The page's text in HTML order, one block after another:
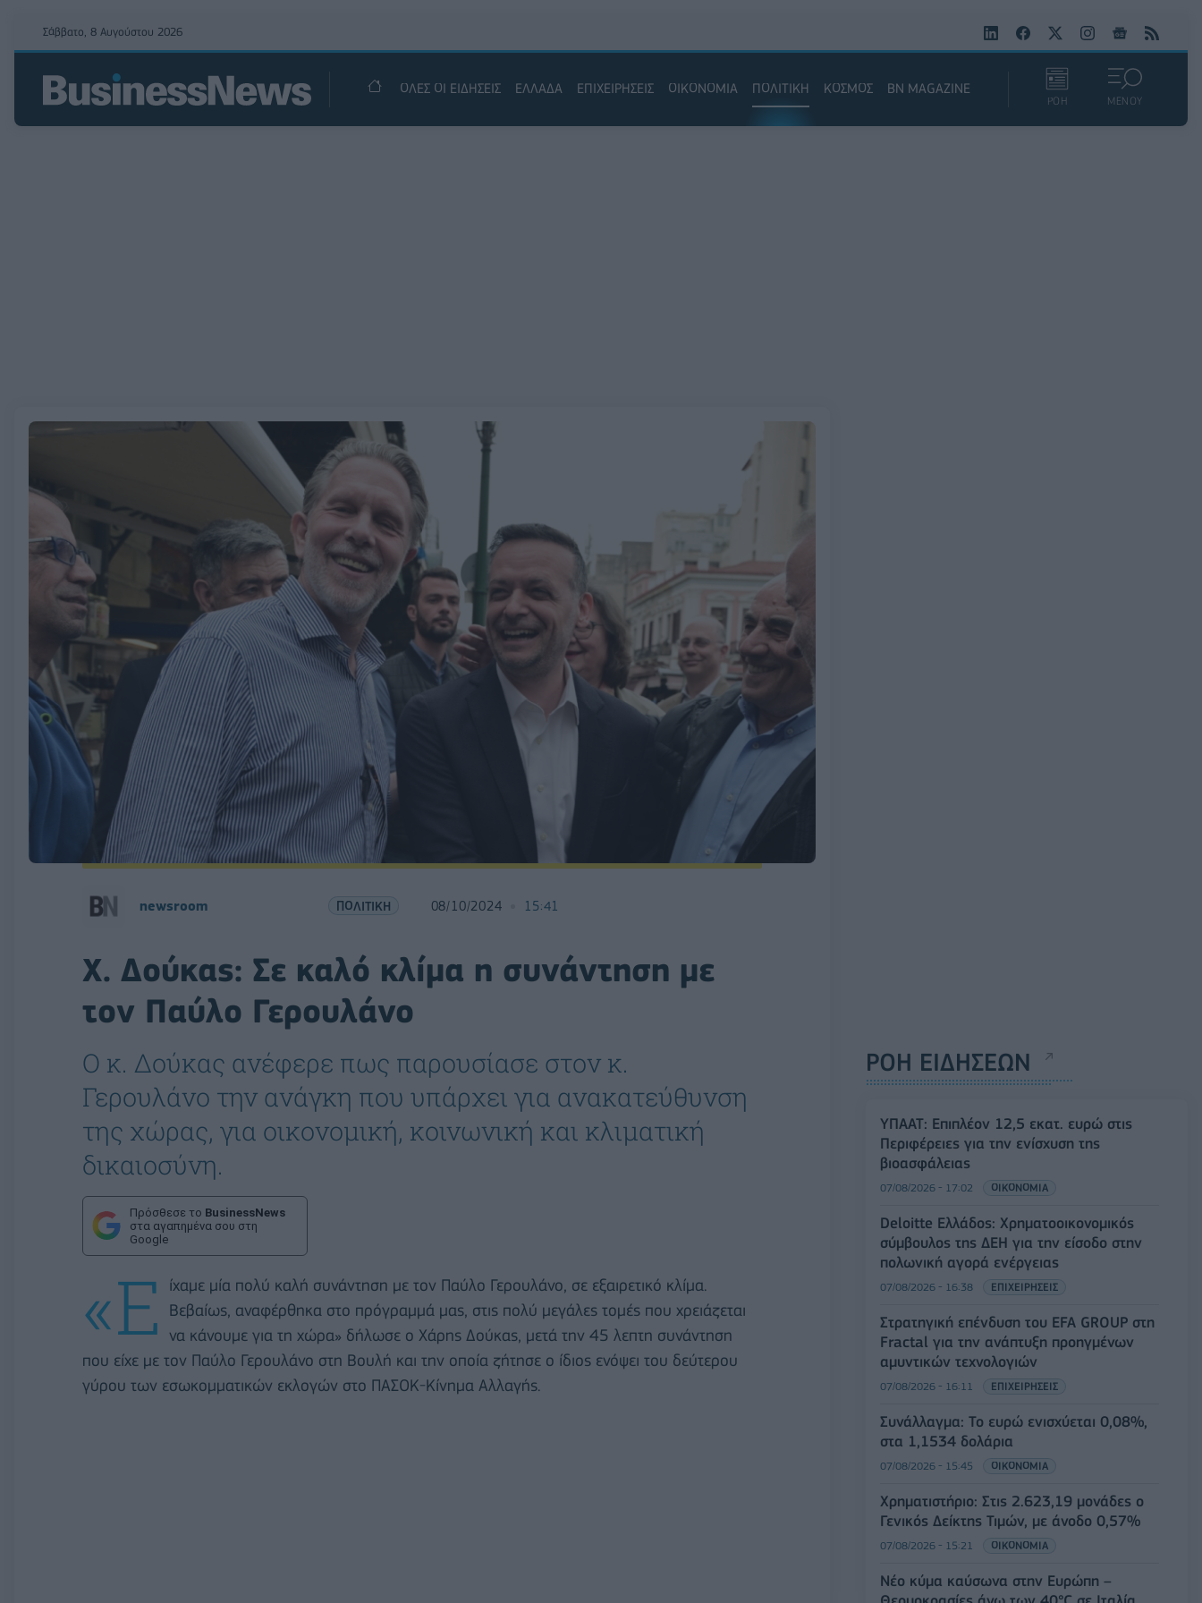
Σάββατο, 8 Αυγούστου 2026
ΟΛΕΣ ΟΙ ΕΙΔΗΣΕΙΣ ΕΛΛΑΔΑ ΕΠΙΧΕΙΡΗΣΕΙΣ ΟΙΚΟΝΟΜΙΑ ΠΟΛΙΤΙΚΗ ΚΟΣΜΟΣ BN MAGAZINE
ΡΟΗ ΜΕΝΟΥ
newsroom ΠΟΛΙΤΙΚΗ 08/10/2024 15:41
Χ. Δούκας: Σε καλό κλίμα η συνάντηση με
τον Παύλο Γερουλάνο
Ο κ. Δούκας ανέφερε πως παρουσίασε στον κ.
Γερουλάνο την ανάγκη που υπάρχει για ανακατεύθυνση
της χώρας, για οικονομική, κοινωνική και κλιματική
δικαιοσύνη.
Πρόσθεσε το BusinessNews
στα αγαπημένα σου στη
Google
«Ε
ίχαμε μία πολύ καλή συνάντηση με τον Παύλο Γερουλάνο, σε εξαιρετικό κλίμα.
Βεβαίως, αναφέρθηκα στο πρόγραμμά μας, στις πολύ μεγάλες τομές που χρειάζεται
να κάνουμε για τη χώρα» δήλωσε ο Χάρης Δούκας, μετά την 45 λεπτη συνάντηση
που είχε με τον Παύλο Γερουλάνο στη Βουλή και την οποία ζήτησε ο ίδιος ενόψει του δεύτερου
γύρου των εσωκομματικών εκλογών στο ΠΑΣΟΚ-Κίνημα Αλλαγής.
ΡΟΗ ΕΙΔΗΣΕΩΝ
ΥΠΑΑΤ: Επιπλέον 12,5 εκατ. ευρώ στις
Περιφέρειες για την ενίσχυση της
βιοασφάλειας
07/08/2026 - 17:02 ΟΙΚΟΝΟΜΙΑ
Deloitte Ελλάδος: Χρηματοοικονομικός
σύμβουλος της ΔΕΗ για την είσοδο στην
πολωνική αγορά ενέργειας
07/08/2026 - 16:38 ΕΠΙΧΕΙΡΗΣΕΙΣ
Στρατηγική επένδυση του EFA GROUP στη
Fractal για την ανάπτυξη προηγμένων
αμυντικών τεχνολογιών
07/08/2026 - 16:11 ΕΠΙΧΕΙΡΗΣΕΙΣ
Συνάλλαγμα: Το ευρώ ενισχύεται 0,08%,
στα 1,1534 δολάρια
07/08/2026 - 15:45 ΟΙΚΟΝΟΜΙΑ
Χρηματιστήριο: Στις 2.623,19 μονάδες ο
Γενικός Δείκτης Τιμών, με άνοδο 0,57%
07/08/2026 - 15:21 ΟΙΚΟΝΟΜΙΑ
Νέο κύμα καύσωνα στην Ευρώπη –